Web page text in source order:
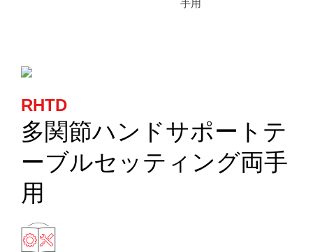
検索
お問合せ
ショッピングカート
日本語
手用
RHTD
多関節ハンドサポートテ
ーブルセッティング両手
用